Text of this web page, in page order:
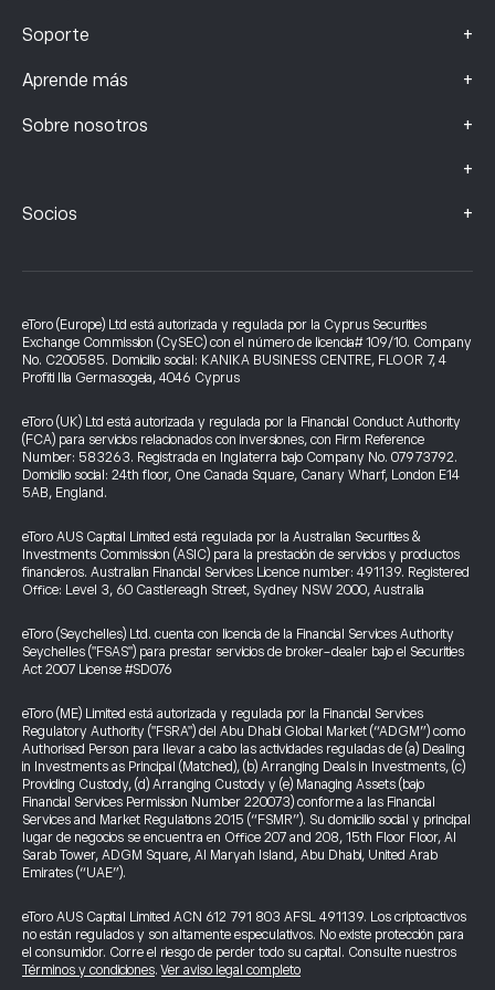
Soporte +
Aprende más +
Sobre nosotros +
+
Socios +
eToro (Europe) Ltd está autorizada y regulada por la Cyprus Securities
Exchange Commission (CySEC) con el número de licencia# 109/10. Company
No. C200585. Domicilio social: KANIKA BUSINESS CENTRE, FLOOR 7, 4
Profiti Ilia Germasogeia, 4046 Cyprus
eToro (UK) Ltd está autorizada y regulada por la Financial Conduct Authority
(FCA) para servicios relacionados con inversiones, con Firm Reference
Number: 583263. Registrada en Inglaterra bajo Company No. 07973792.
Domicilio social: 24th floor, One Canada Square, Canary Wharf, London E14
5AB, England.
eToro AUS Capital Limited está regulada por la Australian Securities &
Investments Commission (ASIC) para la prestación de servicios y productos
financieros. Australian Financial Services Licence number: 491139. Registered
Office: Level 3, 60 Castlereagh Street, Sydney NSW 2000, Australia
eToro (Seychelles) Ltd. cuenta con licencia de la Financial Services Authority
Seychelles ("FSAS") para prestar servicios de broker-dealer bajo el Securities
Act 2007 License #SD076
eToro (ME) Limited está autorizada y regulada por la Financial Services
Regulatory Authority ("FSRA") del Abu Dhabi Global Market (“ADGM”) como
Authorised Person para llevar a cabo las actividades reguladas de (a) Dealing
in Investments as Principal (Matched), (b) Arranging Deals in Investments, (c)
Providing Custody, (d) Arranging Custody y (e) Managing Assets (bajo
Financial Services Permission Number 220073) conforme a las Financial
Services and Market Regulations 2015 (“FSMR”). Su domicilio social y principal
lugar de negocios se encuentra en Office 207 and 208, 15th Floor Floor, Al
Sarab Tower, ADGM Square, Al Maryah Island, Abu Dhabi, United Arab
Emirates (“UAE”).
eToro AUS Capital Limited ACN 612 791 803 AFSL 491139. Los criptoactivos
no están regulados y son altamente especulativos. No existe protección para
el consumidor. Corre el riesgo de perder todo su capital. Consulte nuestros
Términos y condiciones.Ver aviso legal completo